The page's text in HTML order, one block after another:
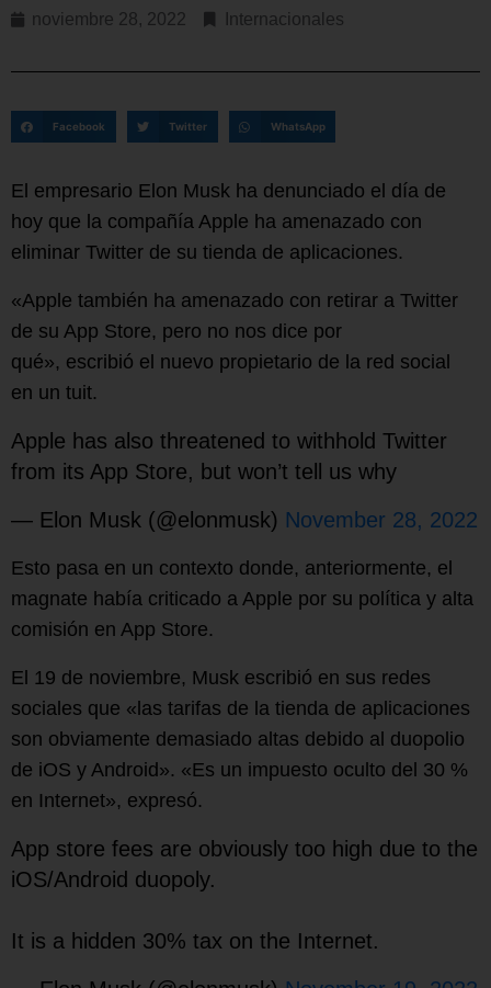
noviembre 28, 2022 Internacionales
Facebook Twitter WhatsApp
El empresario Elon Musk ha denunciado el día de
hoy que la compañía Apple ha amenazado con
eliminar Twitter de su tienda de aplicaciones.
«Apple también ha amenazado con retirar a Twitter
de su App Store, pero no nos dice por
qué», escribió el nuevo propietario de la red social
en un tuit.
Apple has also threatened to withhold Twitter
from its App Store, but won’t tell us why
— Elon Musk (@elonmusk) November 28, 2022
Esto pasa en un contexto donde, anteriormente, el
magnate había criticado a Apple por su política y alta
comisión en App Store.
El 19 de noviembre, Musk escribió en sus redes
sociales que «las tarifas de la tienda de aplicaciones
son obviamente demasiado altas debido al duopolio
de iOS y Android». «Es un impuesto oculto del 30 %
en Internet», expresó.
App store fees are obviously too high due to the
iOS/Android duopoly.
It is a hidden 30% tax on the Internet.